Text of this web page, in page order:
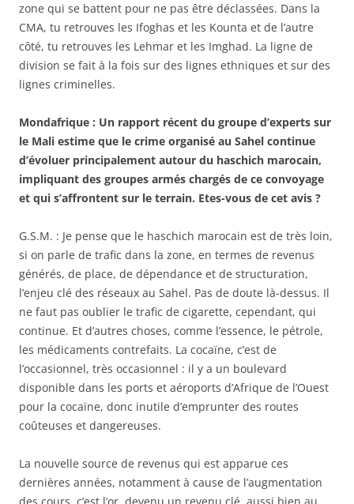
zone qui se battent pour ne pas être déclassées. Dans la
CMA, tu retrouves les Ifoghas et les Kounta et de l’autre
côté, tu retrouves les Lehmar et les Imghad. La ligne de
division se fait à la fois sur des lignes ethniques et sur des
lignes criminelles.
Mondafrique : Un rapport récent du groupe d’experts sur
le Mali estime que le crime organisé au Sahel continue
d’évoluer principalement autour du haschich marocain,
impliquant des groupes armés chargés de ce convoyage
et qui s’affrontent sur le terrain. Etes-vous de cet avis ?
G.S.M. : Je pense que le haschich marocain est de très loin,
si on parle de trafic dans la zone, en termes de revenus
générés, de place, de dépendance et de structuration,
l’enjeu clé des réseaux au Sahel. Pas de doute là-dessus. Il
ne faut pas oublier le trafic de cigarette, cependant, qui
continue. Et d’autres choses, comme l’essence, le pétrole,
les médicaments contrefaits. La cocaïne, c’est de
l’occasionnel, très occasionnel : il y a un boulevard
disponible dans les ports et aéroports d’Afrique de l’Ouest
pour la cocaïne, donc inutile d’emprunter des routes
coûteuses et dangereuses.
La nouvelle source de revenus qui est apparue ces
dernières années, notamment à cause de l’augmentation